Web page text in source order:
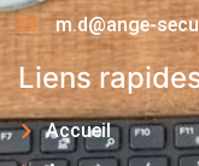
m.d@ange-
Liens
Accueil